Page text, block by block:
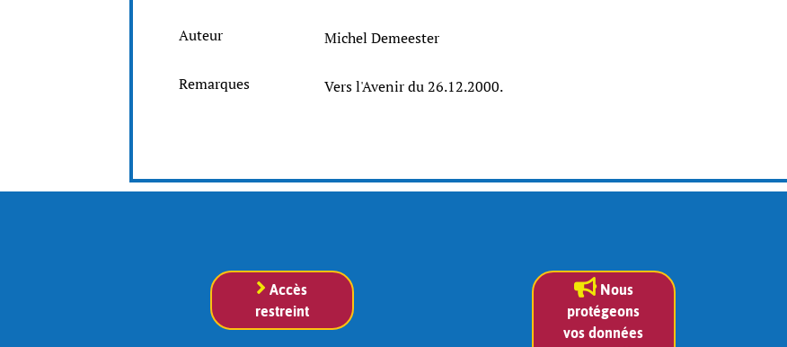
Auteur Michel Demeester
Remarques Vers l'Avenir du 26.12.2000.
Accès
restreint
Nous
protégeons
vos données